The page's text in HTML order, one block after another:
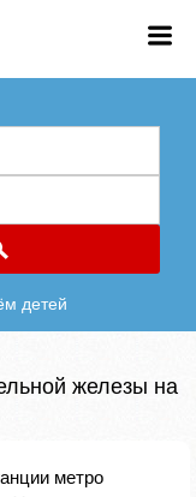
детей
железы на
метро